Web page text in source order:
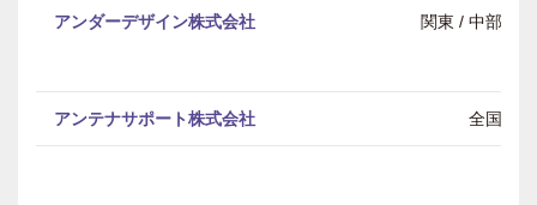
アンダーデザイン株式会社 関東 / 中部 / 近
アンテナサポート株式会社 全国